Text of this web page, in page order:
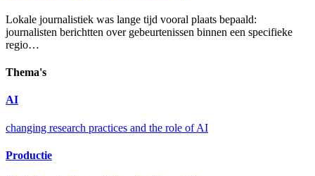
Lokale journalistiek was lange tijd vooral plaats bepaald:
journalisten berichtten over gebeurtenissen binnen een specifieke
regio…
Thema's
AI
changing research practices and the role of AI
Productie